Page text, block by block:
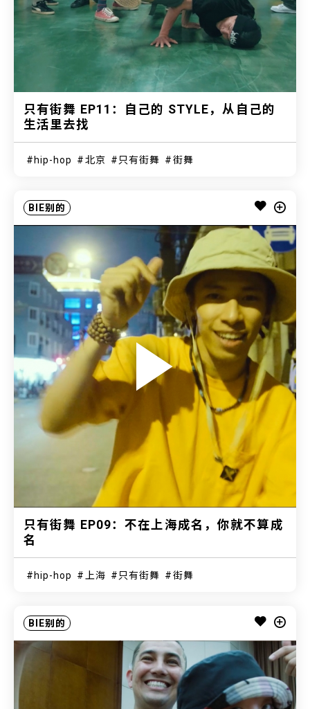
只有街舞 EP11：自己的 STYLE，从自己的
生活里去找
hip-hop 北京 只有街舞 街舞
BIE别的
只有街舞 EP09：不在上海成名，你就不算成
名
hip-hop 上海 只有街舞 街舞
BIE别的